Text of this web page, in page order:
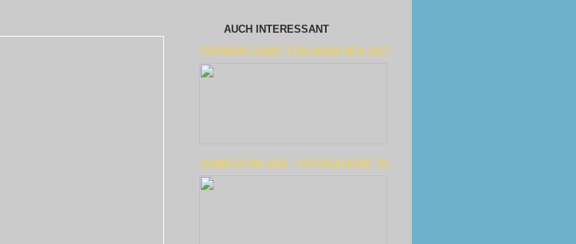
AUCH INTERESSANT
GERMAN COMIC CON MÜNCHEN 2017
GAMESCOM 2015 - FOTOGALERIE TA...